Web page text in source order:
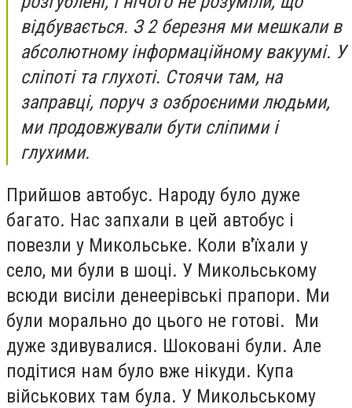
відбувається. З 2 березня ми мешкали в
абсолютному інформаційному вакуумі. У
сліпоті та глухоті. Стоячи там, на
заправці, поруч з озброєними людьми,
ми продовжували бути сліпими і
глухими.
Прийшов автобус. Народу було дуже
багато. Нас запхали в цей автобус і
повезли у Микольське. Коли в'їхали у
село, ми були в шоці. У Микольському
всюди висіли денеерівські прапори. Ми
були морально до цього не готові. Ми
дуже здивувалися. Шоковані були. Але
подітися нам було вже нікуди. Купа
військових там була. У Микольському